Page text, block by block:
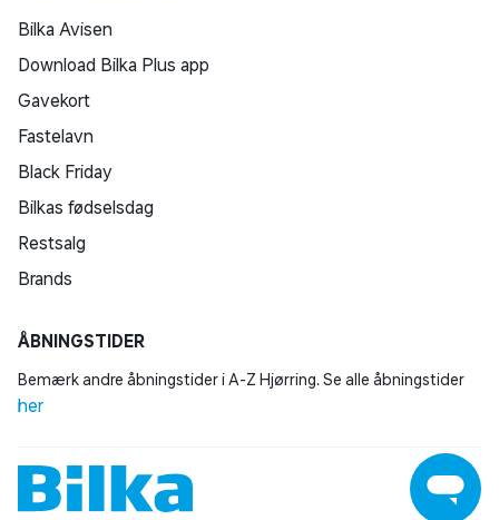
Bilka Avisen
Download Bilka Plus app
Gavekort
Fastelavn
Black Friday
Bilkas fødselsdag
Restsalg
Brands
ÅBNINGSTIDER
Bemærk andre åbningstider i A-Z Hjørring. Se alle åbningstider
her